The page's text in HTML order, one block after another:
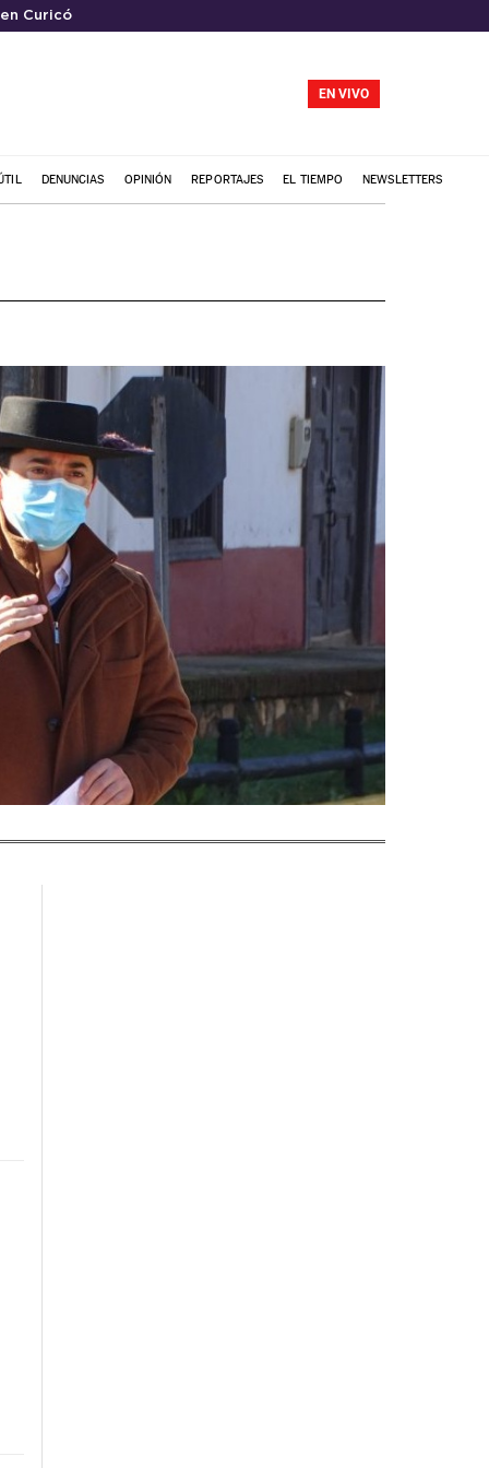
Curicó
EN VIVO
DENUNCIAS OPINIÓN REPORTAJES EL TIEMPO NEWSLETTERS